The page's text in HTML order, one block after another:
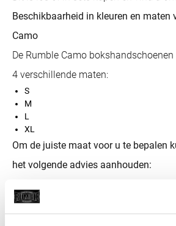
Beschikbaarheid in kleuren en maten
Camo
De Rumble Camo
4 verschillende maten:
S
M
L
XL
Om de juiste maat voor u te bepalen
het volgende advies aanhouden:
Scheen lengte: